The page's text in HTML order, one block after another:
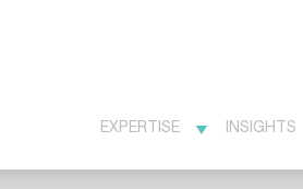
EXPERTISE INSIGHTS